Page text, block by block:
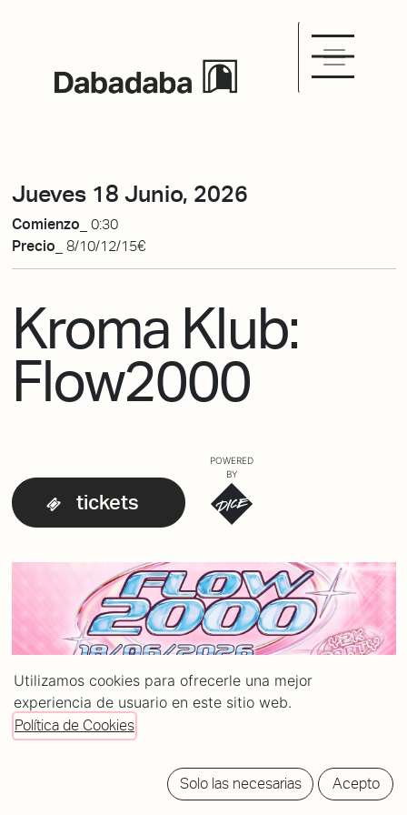
Jueves 18 Junio, 2026
Comienzo_ 0:30
Precio_ 8/10/12/15€
Kroma Klub:
Flow2000
tickets
POWERED
BY
Utilizamos cookies para ofrecerle una mejor
experiencia de usuario en este sitio web.
Política de Cookies
Solo las necesarias Acepto